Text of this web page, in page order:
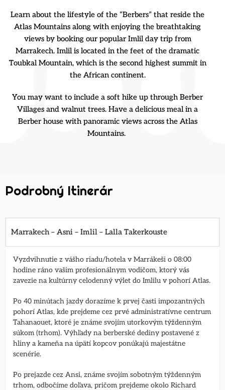
Learn about the lifestyle of the “Berbers” that reside the
Atlas Mountains along with enjoying the breathtaking
views by booking our popular Imlil day trip from
Marrakech. Imlil is located in the feet of the dramatic
Toubkal Mountain, which is the second highest summit in
the African continent.
You may want to include a soft hike up through Berber
Villages and walnut trees. Have a delicious meal in a
Berber house with panoramic views across the Atlas
Mountains.
Podrobný Itinerár
Marrakech – Asni – Imlil – Lalla Takerkouste
Vyzdvihnutie z vášho riadu/hotela v Marrákeši o 08:00
hodine ráno vašim profesionálnym vodičom, ktorý vás
zavezie na kultúrny celodenný výlet do Imlilu v pohorí Atlas.
Po 40 minútach jazdy dorazíme k prvej časti impozantných
pohorí Atlas, kde prejdeme cez prvé administratívne centrum
Tahanaouet, ktoré je známe svojím utorkovým týždenným
súkom (trhom). Výhľady na berberské dediny postavené z
hliny a kameňa na úpätí kopcov ponúkajú majestátne
scenérie.
Po prejazde cez Ansi, známe svojím sobotným týždenným
trhom, odbočíme doľava, pričom prejdeme okolo Richard